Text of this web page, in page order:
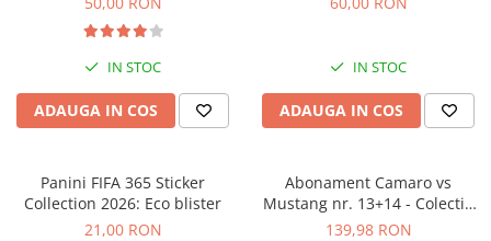
Jocuri de relaxare
Papusi Barbie
Ceasuri copii
Jocuri de cooperare
Jocuri geografie
Jocuri invatat limba engleza
IN STOC
ADAUGA IN COS
IN STOC
ADAUGA IN COS
Panini FIFA 365 Sticker
Collection 2026: Eco blister
21,00 RON
Abonament Camaro vs
Mustang nr. 13+14 - Colectie
Construibila 1:18
139,98 RON